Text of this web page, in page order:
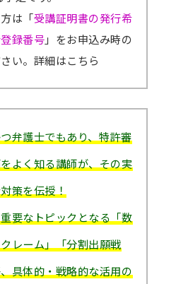
は「受講証明書の発行希
録番号」をお申込み時の
い。 詳細はこちら
弁護士でもあり、特許審
よく知る講師が、その実
策を伝授！
要なトピックとなる「数
レーム」「分割出願戦
具体的・戦略的な活用の